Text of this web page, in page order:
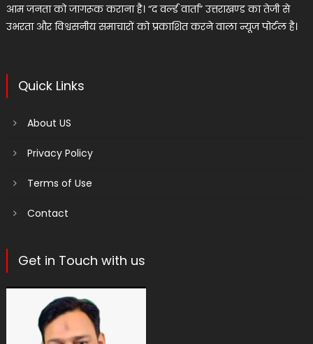
आम जनता को जागरूक कराना है। “द वर्ल्ड वार्ता” उत्तराखण्ड का तेजी से
उभरता और विश्वसनीय समाचारों को प्रकाशित करने वाला न्यूज पोर्टल है।
Quick Links
About US
Privacy Policy
Terms of Use
Contact
Get in Touch with us